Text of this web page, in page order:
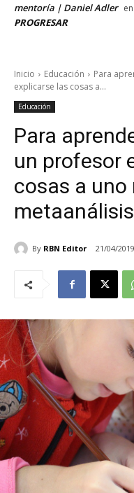
mentoría | Daniel Adler en
PROGRESAR